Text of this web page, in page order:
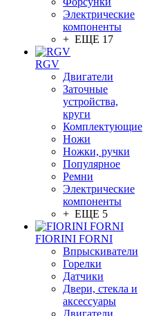
Электрические
компоненты
+ ЕЩЕ 17
RGV
Двигатели
Заточные
устройства,
круги
Комплектующие
Ножи
Ножки, ручки
Популярное
Ремни
Электрические
компоненты
+ ЕЩЕ 5
FIORINI FORNI
Впрыскиватели
Горелки
Датчики
Двери, стекла и
аксессуары
Двигатели,